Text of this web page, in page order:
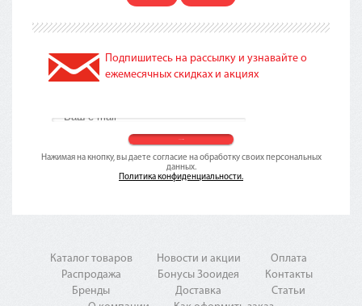
Подпишитесь на рассылку и узнавайте о
ежемесячных скидках и акциях
Нажимая на кнопку, вы даете согласие на обработку своих персональных
данных.
Политика конфиденциальности.
Каталог товаров
Распродажа
Бренды
Новости и акции
Бонусы Зооидея
Доставка
Оплата
Контакты
Статьи